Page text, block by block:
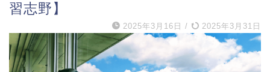
習志野】
2025年3月16日 / 2025年3月31日